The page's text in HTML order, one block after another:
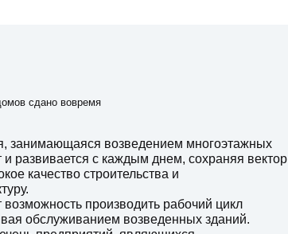
сдано вовремя
занимающаяся возведением многоэтажных
развивается с каждым днем, сохраняя вектор
качество строительства и
производить рабочий цикл
обслуживанием возведенных зданий.